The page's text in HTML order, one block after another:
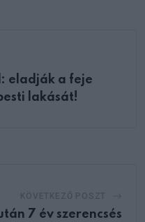
eladják a feje
lakását!
7 év szerencsés